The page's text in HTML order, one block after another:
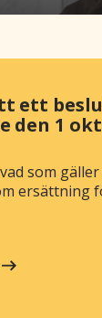
ett
den 1
som
ersättning